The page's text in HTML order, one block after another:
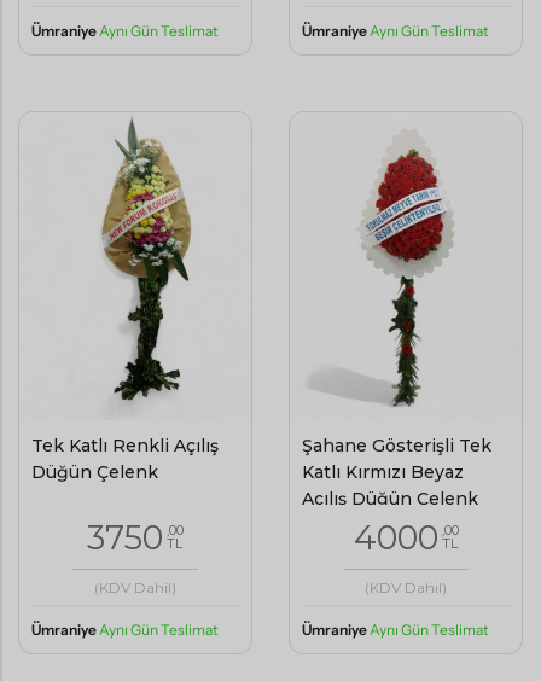
ÜmraniyeAynı Gün Teslimat ÜmraniyeAynı Gün Teslimat
Tek Katlı Renkli Açılış
Düğün Çelenk
3750 ,00
TL
(KDV Dahil)
ÜmraniyeAynı Gün Teslimat
Şahane Gösterişli Tek
Katlı Kırmızı Beyaz
Açılış Düğün Çelenk
4000 ,00
TL
(KDV Dahil)
ÜmraniyeAynı Gün Teslimat